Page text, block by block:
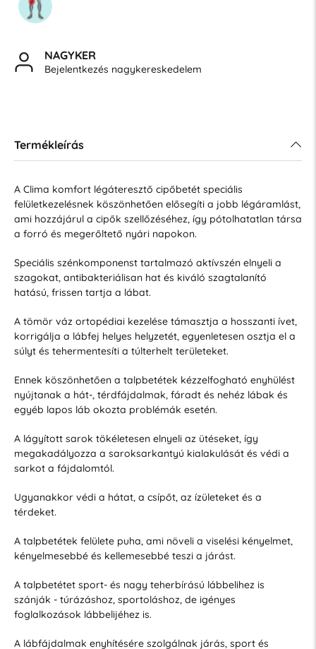
NAGYKER
Bejelentkezés nagykereskedelem
Termékleírás
A Clima komfort légáteresztő cipőbetét speciális
felületkezelésnek köszönhetően elősegíti a jobb légáramlást,
ami hozzájárul a cipők szellőzéséhez, így pótolhatatlan társa
a forró és megerőltető nyári napokon.
Speciális szénkomponenst tartalmazó aktívszén elnyeli a
szagokat, antibakteriálisan hat és kiváló szagtalanító
hatású, frissen tartja a lábat.
A tömör váz ortopédiai kezelése támasztja a hosszanti ívet,
korrigálja a lábfej helyes helyzetét, egyenletesen osztja el a
súlyt és tehermentesíti a túlterhelt területeket.
Ennek köszönhetően a talpbetétek kézzelfogható enyhülést
nyújtanak a hát-, térdfájdalmak, fáradt és nehéz lábak és
egyéb lapos láb okozta problémák esetén.
A lágyított sarok tökéletesen elnyeli az ütéseket, így
megakadályozza a saroksarkantyú kialakulását és védi a
sarkot a fájdalomtól.
Ugyanakkor védi a hátat, a csípőt, az ízületeket és a
térdeket.
A talpbetétek felülete puha, ami növeli a viselési kényelmet,
kényelmesebbé és kellemesebbé teszi a járást.
A talpbetétet sport- és nagy teherbírású lábbelihez is
szánják - túrázáshoz, sportoláshoz, de igényes
foglalkozások lábbelijéhez is.
A lábfájdalmak enyhítésére szolgálnak járás, sport és